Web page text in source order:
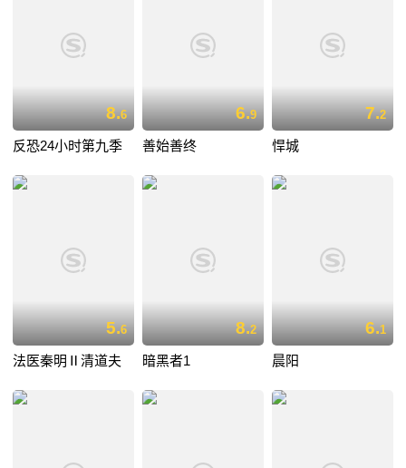
8.6
反恐24小时第九季
6.9
善始善终
7.2
悍城
5.6
法医秦明Ⅱ清道夫
8.2
暗黑者1
6.1
晨阳